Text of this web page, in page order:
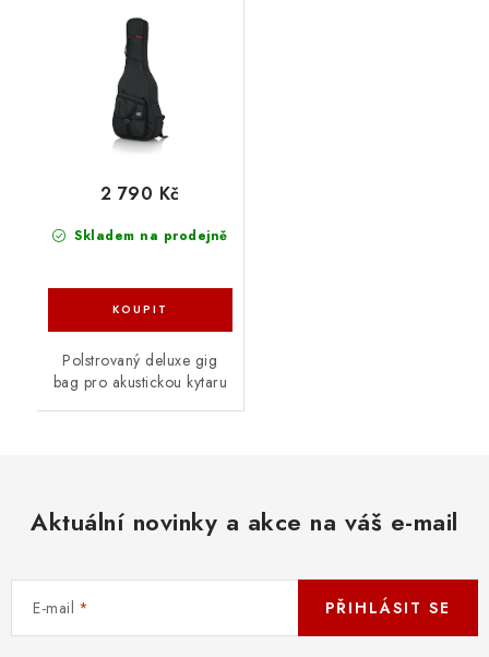
Skladem na prodejně
2 790 Kč
Polstrovaný deluxe gig
bag pro akustickou kytaru
Aktuální novinky a akce na váš e-mail
E-mail PŘIHLÁSIT SE